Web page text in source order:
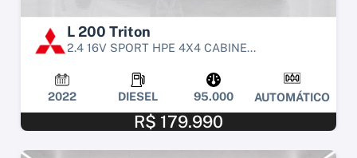
L 200 Triton
2.4 16V SPORT HPE 4X4 CABINE...
2022 DIESEL 95.000 AUTOMÁTICO
R$ 179.990